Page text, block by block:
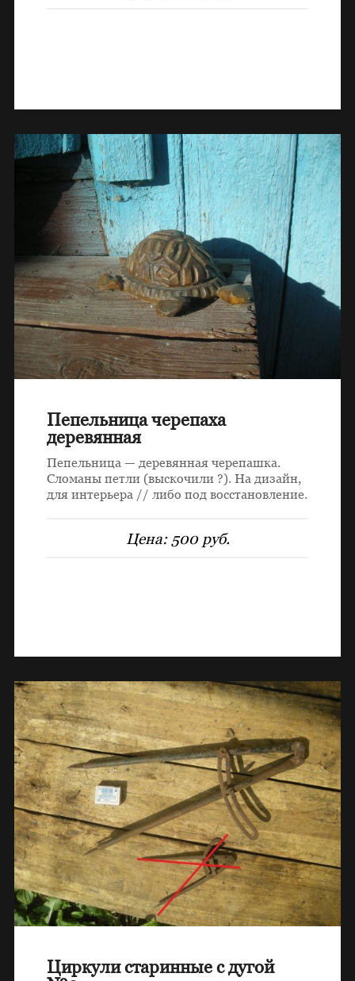
Пепельница черепаха
деревянная
Пепельница — деревянная черепашка.
Сломаны петли (выскочили ?). На дизайн,
для интерьера // либо под восстановление.
Цена: 500 руб.
Циркули старинные с дугой